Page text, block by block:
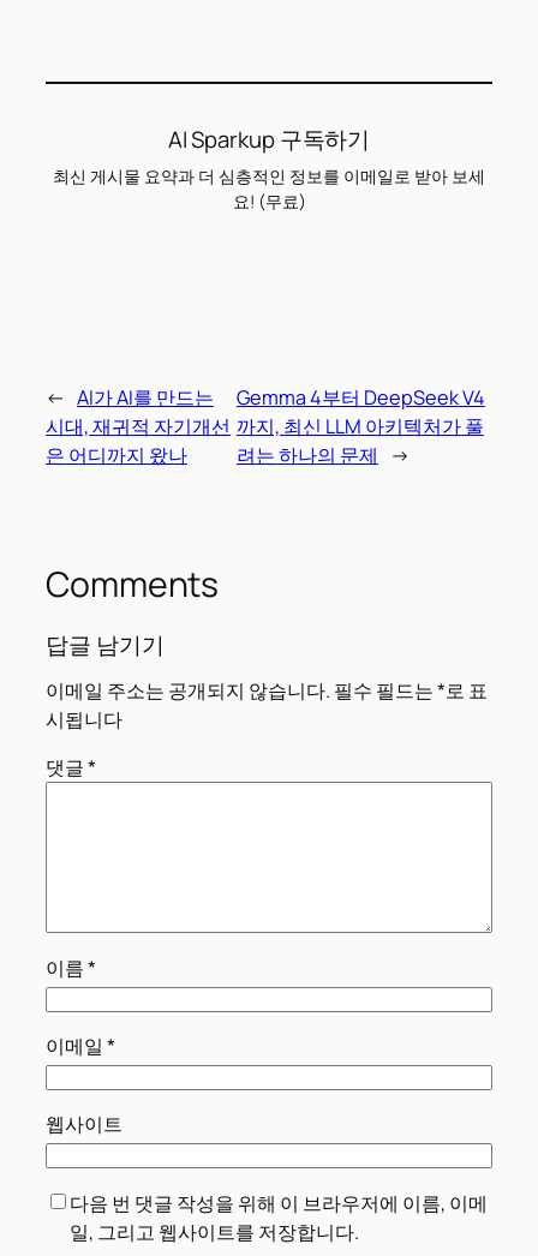
AI Sparkup 구독하기
최신 게시물 요약과 더 심층적인 정보를 이메일로 받아 보세
요! (무료)
← AI가 AI를 만드는
시대, 재귀적 자기개선
은 어디까지 왔나
Gemma 4부터 DeepSeek V4
까지, 최신 LLM 아키텍처가 풀
려는 하나의 문제
→
Comments
답글 남기기
이메일 주소는 공개되지 않습니다. 필수 필드는*로 표
시됩니다
댓글*
이름*
이메일 *
웹사이트
다음 번 댓글 작성을 위해 이 브라우저에 이름, 이메
일, 그리고 웹사이트를 저장합니다.